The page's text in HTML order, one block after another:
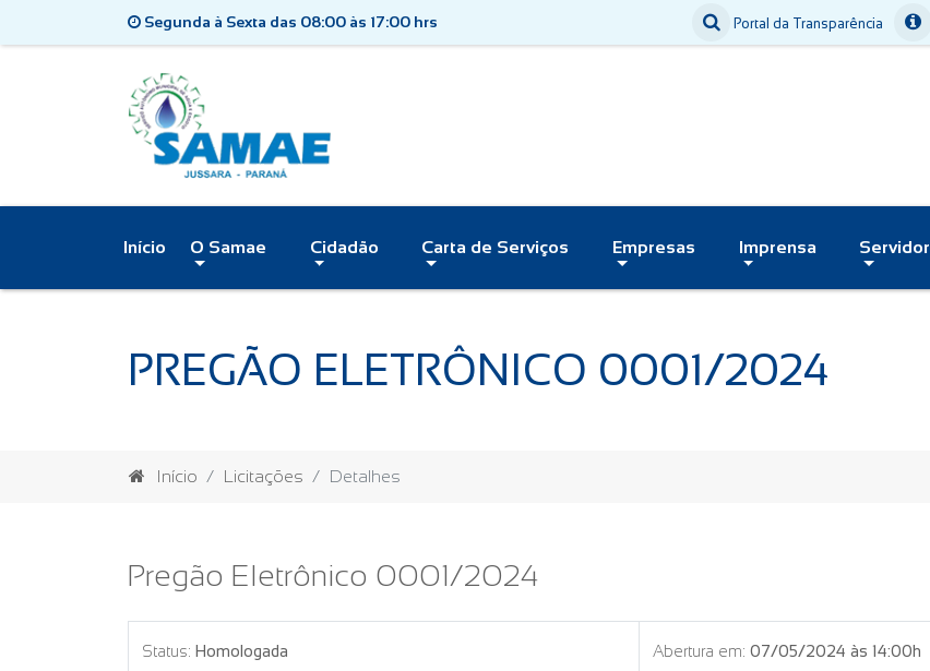
Segunda à Sexta das 08:00 às 17:00 hrs Portal da Transparência
Início O Samae Cidadão Carta de Serviços Empresas Imprensa Servidor
PREGÃO ELETRÔNICO 0001/2024
Início Licitações Detalhes
Pregão Eletrônico 0001/2024
Status: Homologada Abertura em: 07/05/2024 às 14:00h